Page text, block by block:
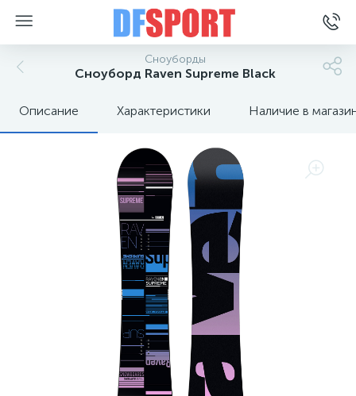
Сноуборды
Сноуборд Raven Supreme Black
Описание Характеристики Наличие в